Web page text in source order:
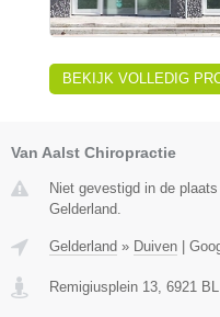
BEKIJK VOLLEDIG
Van Aalst Chiropractie
Niet gevestigd in de
Gelderland.
Gelderland » Duiven |
Remigiusplein 13 6921 BL